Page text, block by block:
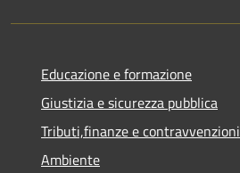
Educazione e formazione
Giustizia e sicurezza pubblica
Tributi,finanze e contravvenzioni
Ambiente